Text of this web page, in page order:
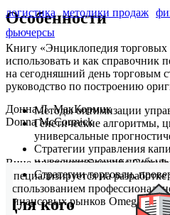
Особенности
Книгу «Энциклопедия торговых
использовать и как справочник
на сегодняшний день торговым
руководство по построению
Методы оптимизации
Генетические алгоритмы,
универсальные
Стратегии управления
и увеличивающие прибыль
Стратегии торговли,
Для кого
логистика методики продаж
фьючерсы
Донна Л. МакКормик
Donna McCormick
Вице-президент Scientific
Специализируется на
использованием
финансовых рынков Omega